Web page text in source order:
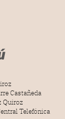
Castañeda
Quiroz
Telefónica